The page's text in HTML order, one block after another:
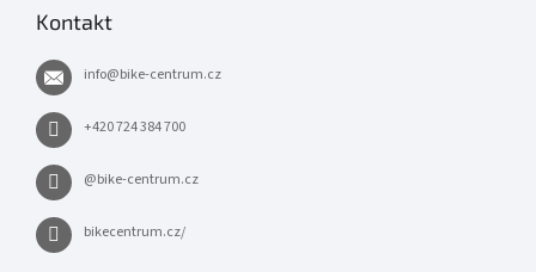
Kontakt
info@bike-centrum.cz
+420 724 384 700
@bike-centrum.cz
bikecentrum.cz/